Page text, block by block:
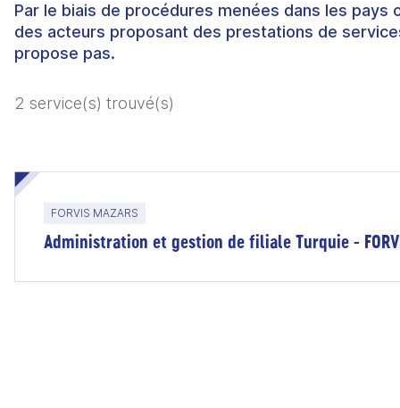
Par le biais de procédures menées dans les pays
des acteurs proposant des prestations de
propose pas.
2 service(s) trouvé(s)
FORVIS MAZARS
Administration et gestion de filiale Turquie -